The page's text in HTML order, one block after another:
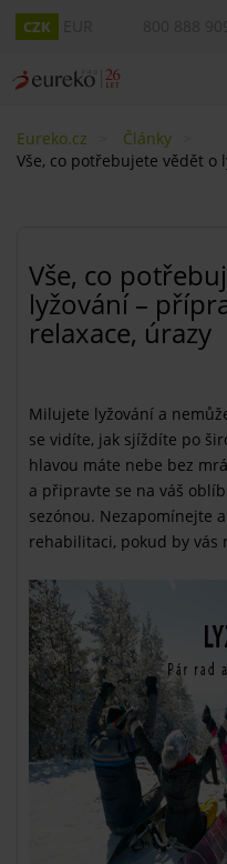
CZK
Eureko.cz
Články
Vše, co potřebujete vědět o
Vše, co
lyžování –
relaxace, úrazy
Milujete lyžování a
se vidíte, jak sjíždíte po
hlavou máte nebe bez
a připravte se na váš
sezónou. Nezapomínejte
rehabilitaci, pokud by vás